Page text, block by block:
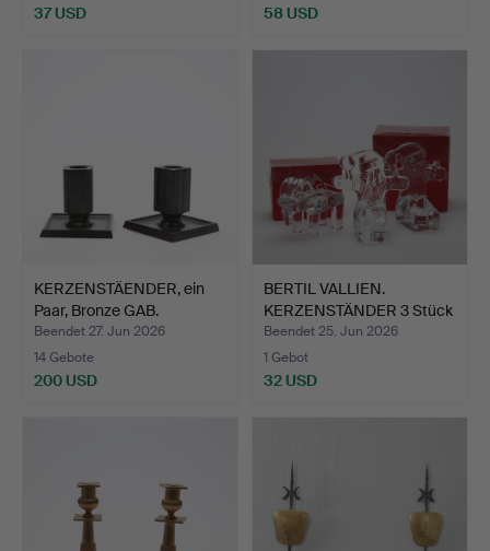
37 USD 58 USD
KERZENSTÄENDER, ein
Paar, Bronze GAB.
Beendet 27. Jun 2026
14 Gebote
200 USD
BERTIL VALLIEN.
KERZENSTÄNDER 3 Stück
Glas…
Beendet 25. Jun 2026
1 Gebot
32 USD